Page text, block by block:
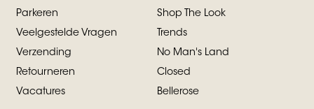
Parkeren
Veelgestelde Vragen
Verzending
Retourneren
Vacatures
Shop The Look
Trends
No Man's Land
Closed
Bellerose